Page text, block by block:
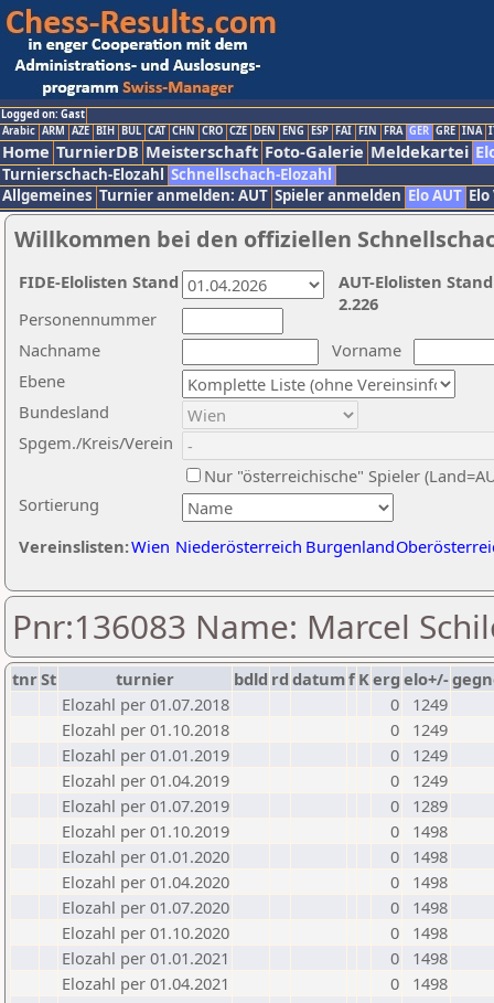
Logged on: Gast
Arabic ARM AZE BIH BUL CAT CHN CRO CZE DEN ENG ESP FAI FIN FRA GER GRE INA
Home TurnierDB Meisterschaft Foto-Galerie Meldekartei
Turnierschach-Elozahl Schnellschach-Elozahl
Allgemeines Turnier anmelden: AUT Spieler anmelden Elo AUT
Willkommen bei den offiziellen
Nachname
Vorname
Ebene
Sortierung
Personennummer
Bundesland
Spgem./Kreis/Verein
Nur "österreichische" Spieler
Vereinslisten:Wien Niederösterreich Burgenland
AUT-Elolisten
2.226
FIDE-Elolisten Stand
Pnr:136083 Name: Marcel
tnrSt turnier bdld rd datumf Kerg elo+/-
Elozahl per 01.07.2018
0
1249
Elozahl per 01.10.2018
0
1249
Elozahl per 01.01.2019
0
1249
Elozahl per 01.04.2019
0
1249
Elozahl per 01.07.2019
0
1289
Elozahl per 01.10.2019
0
1498
Elozahl per 01.01.2020
0
1498
Elozahl per 01.04.2020
0
1498
Elozahl per 01.07.2020
0
1498
Elozahl per 01.10.2020
0
1498
Elozahl per 01.01.2021
0
1498
Elozahl per 01.04.2021
0
1498